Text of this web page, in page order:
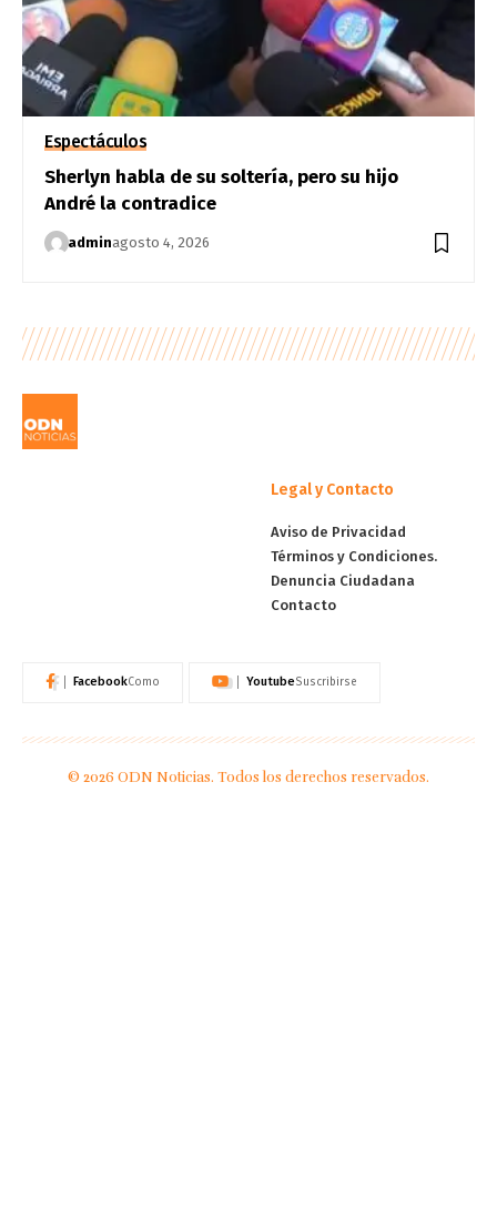
Espectáculos
Sherlyn habla de su soltería, pero su hijo
André la contradice
adminagosto 4, 2026
Legal y Contacto
Aviso de Privacidad
Términos y Condiciones.
Denuncia Ciudadana
Contacto
FacebookComo YoutubeSuscribirse
© 2026 ODN Noticias. Todos los derechos reservados.